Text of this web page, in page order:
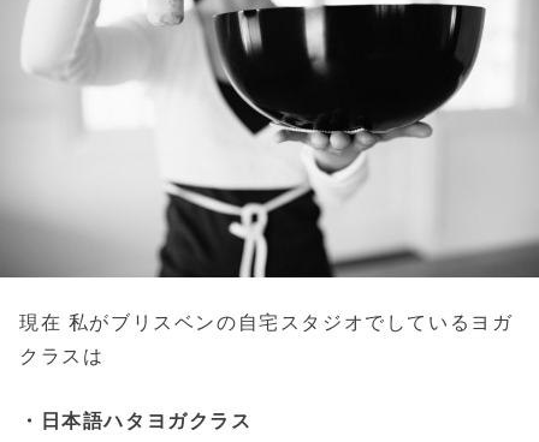
現在 私がブリスベンの自宅スタジオでしているヨガ
クラスは
・日本語ハタヨガクラス